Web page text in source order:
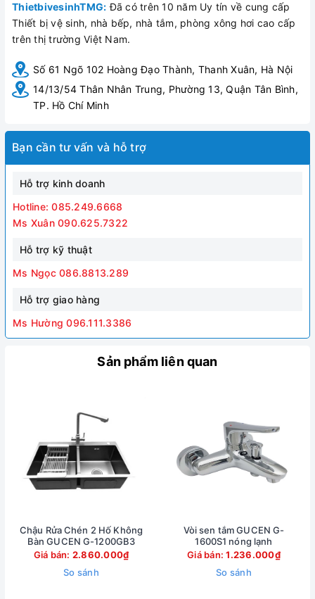
ThietbivesinhTMG: Đã có trên 10 năm Uy tín về cung cấp
Thiết bị vệ sinh, nhà bếp, nhà tắm, phòng xông hơi cao cấp
trên thị trường Việt Nam.
Số 61 Ngõ 102 Hoàng Đạo Thành, Thanh Xuân, Hà Nội
14/13/54 Thân Nhân Trung, Phường 13, Quận Tân Bình,
TP. Hồ Chí Minh
Bạn cần tư vấn và hỗ trợ
Hỗ trợ kinh doanh
Hotline: 085.249.6668
Ms Xuân 090.625.7322
Hỗ trợ kỹ thuật
Ms Ngọc 086.8813.289
Hỗ trợ giao hàng
Ms Hường 096.111.3386
Sản phẩm liên quan
Chậu Rửa Chén 2 Hố Không
Bàn GUCEN G-1200GB3
Giá bán: 2.860.000₫
So sánh
Vòi sen tắm GUCEN G-
1600S1 nóng lạnh
Giá bán:1.236.000₫
So sánh